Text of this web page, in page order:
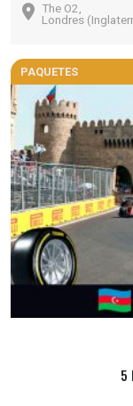
The O2,
Londres
PAQUETES
5